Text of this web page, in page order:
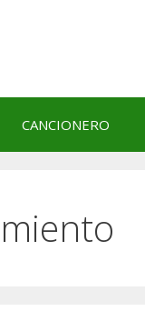
CANCIONERO